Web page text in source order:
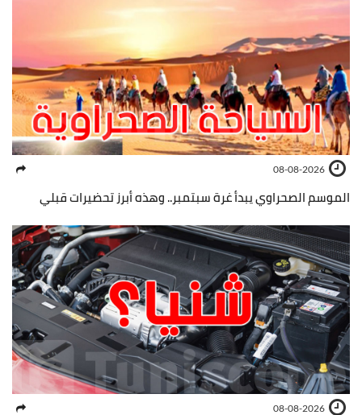
08-08-2026
الموسم الصحراوي يبدأ غرة سبتمبر.. وهذه أبرز تحضيرات قبلي
08-08-2026